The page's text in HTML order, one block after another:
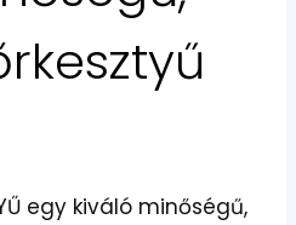
egy kiváló minőségű,